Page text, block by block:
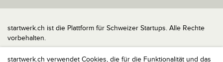
startwerk.ch verwendet Cookies, die für die Funktionalität und das
startwerk.ch ist die Plattform für Schweizer Startups. Alle Rechte
vorbehalten.
Impressum